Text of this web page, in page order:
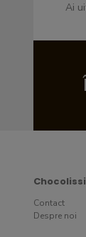
Ai
Contact
Despre noi